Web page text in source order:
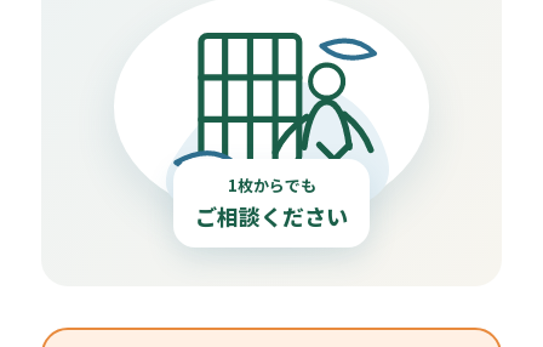
1枚からでも
ご相談ください